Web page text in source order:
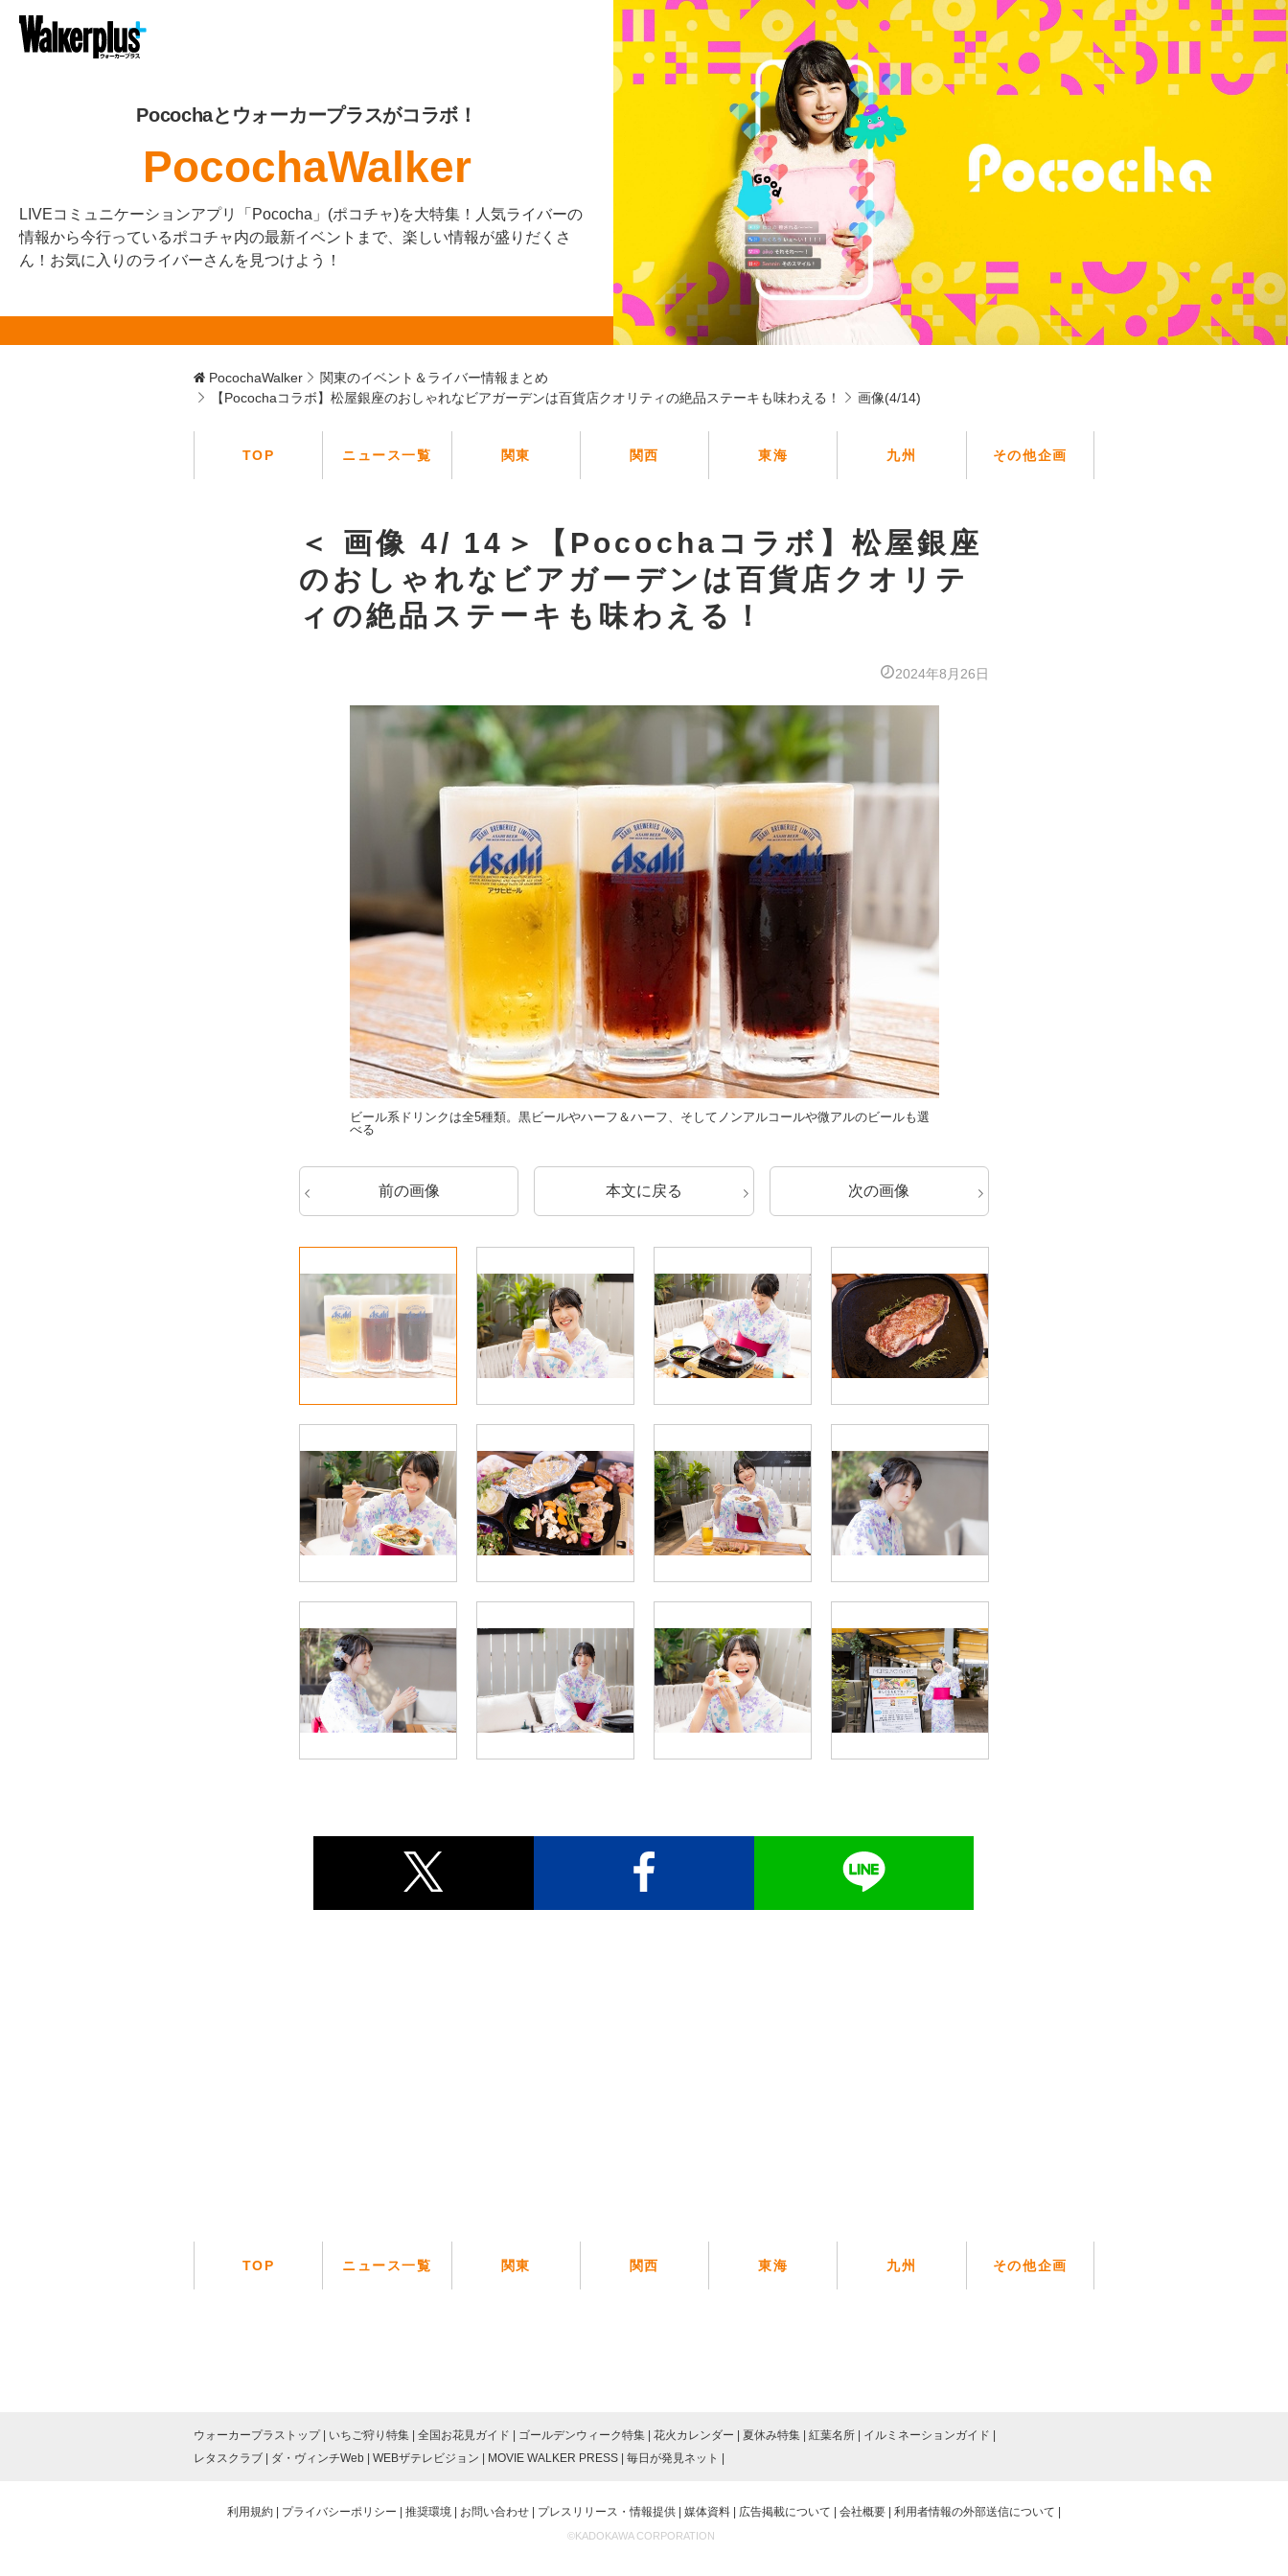
Pocochaとウォーカープラスがコラボ！
PocochaWalker
LIVEコミュニケーションアプリ「Pococha」(ポコチャ)を大特集！人気ライバーの
情報から今行っているポコチャ内の最新イベントまで、楽しい情報が盛りだくさ
ん！お気に入りのライバーさんを見つけよう！
PocochaWalker
関東のイベント＆ライバー情報まとめ
【Pocochaコラボ】松屋銀座のおしゃれなビアガーデンは百貨店クオリティの絶品ステーキも味わえる！
画像(4/14)
TOP ニュース一覧 関東 関西 東海 九州 その他企画
＜ 画像 4/ 14＞【Pocochaコラボ】松屋銀座
のおしゃれなビアガーデンは百貨店クオリテ
ィの絶品ステーキも味わえる！
2024年8月26日
ビール系ドリンクは全5種類。黒ビールやハーフ＆ハーフ、そしてノンアルコールや微アルのビールも選
べる
前の画像 本文に戻る 次の画像
TOP ニュース一覧 関東 関西 東海 九州 その他企画
ウォーカープラストップ いちご狩り特集 全国お花見ガイド ゴールデンウィーク特集 花火カレンダー 夏休み特集 紅葉名所
イルミネーションガイド
レタスクラブ
ダ・ヴィンチWeb WEBザテレビジョン MOVIE WALKER PRESS 毎日が発見ネット
利用規約 プライバシーポリシー 推奨環境 お問い合わせ プレスリリース・情報提供 媒体資料 広告掲載について 会社概要 利用者情報の外部送信について
©KADOKAWA CORPORATION